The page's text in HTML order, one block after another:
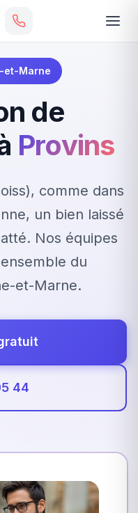
et-Marne
de
Provins
comme dans
un bien laissé
Nos équipes
du
et-Marne.
44